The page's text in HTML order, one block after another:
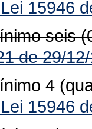
15946
seis
de 29/
4
15946